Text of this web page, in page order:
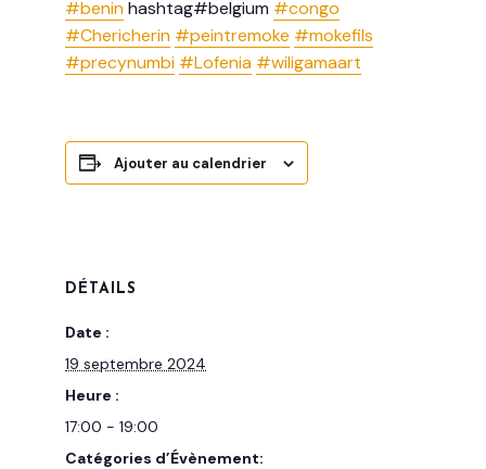
#beninhashtag#belgium #congo
#Chericherin #peintremoke #mokefils
#precynumbi #Lofenia #wiligamaart
Ajouter au calendrier
DÉTAILS
Date :
19 septembre 2024
Heure :
17:00 - 19:00
Catégories d’Évènement: